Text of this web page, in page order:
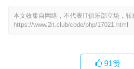
本文收集自网络，不代表IT俱乐部立场，转
https://www.2it.club/code/php/17021.html
91赞